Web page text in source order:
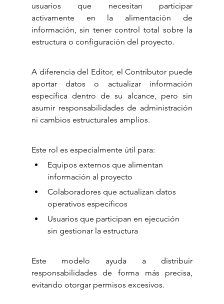
usuarios que necesitan participar
activamente en la alimentación de
información, sin tener control total sobre la
estructura o configuración del proyecto.
A diferencia del Editor, el Contributor puede
aportar datos o actualizar información
específica dentro de su alcance, pero sin
asumir responsabilidades de administración
ni cambios estructurales amplios.
Este rol es especialmente útil para:
Equipos externos que alimentan
información al proyecto
Colaboradores que actualizan datos
operativos específicos
Usuarios que participan en ejecución
sin gestionar la estructura
Este modelo ayuda a distribuir
responsabilidades de forma más precisa,
evitando otorgar permisos excesivos.